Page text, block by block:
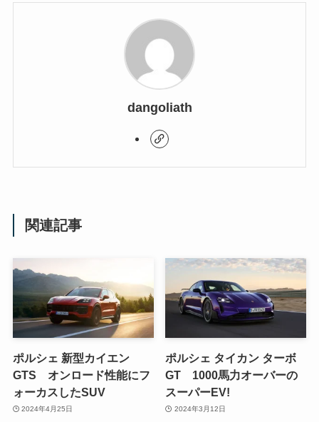
dangoliath
関連記事
ポルシェ 新型カイエン
GTS オンロード性能にフ
ォーカスしたSUV
2024年4月25日
ポルシェ タイカン ターボ
GT 1000馬力オーバーの
スーパーEV!
2024年3月12日